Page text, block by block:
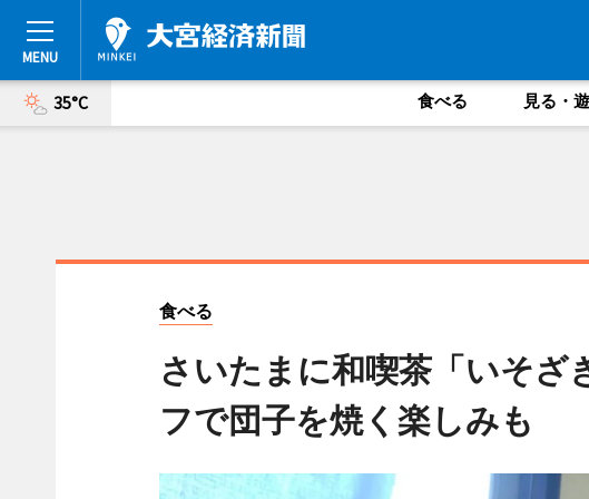
35°C 食べる 見る・
食べる
さいたまに和喫茶「いそ
フで団子を焼く楽しみも